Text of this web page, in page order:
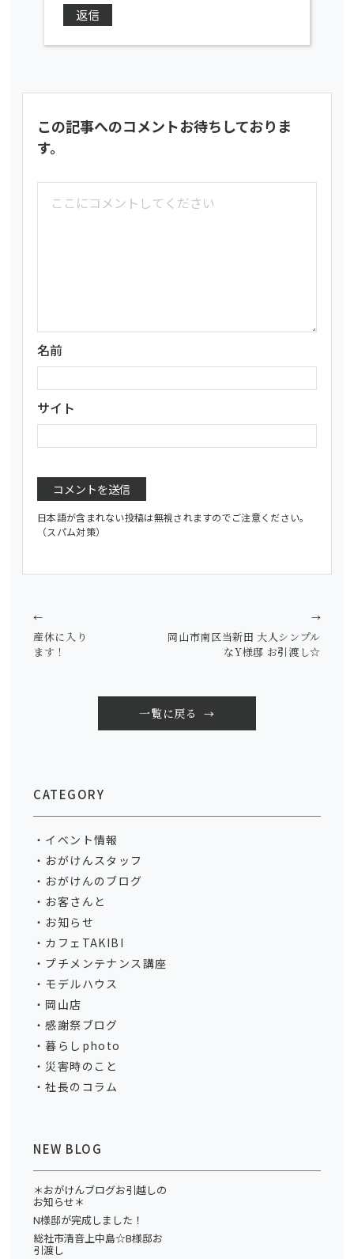
返信
この記事へのコメントお待ちしておりま
す。
名前
サイト
日本語が含まれない投稿は無視されますのでご注意ください。
（スパム対策）
産休に入り
ます！
←
一覧に戻る
岡山市南区当新田 大人シンプル
なY様邸 お引渡し☆
→
CATEGORY
イベント情報
おがけんスタッフ
おがけんのブログ
お客さんと
お知らせ
カフェTAKIBI
プチメンテナンス講座
モデルハウス
岡山店
感謝祭ブログ
暮らしphoto
災害時のこと
社長のコラム
NEW BLOG
＊おがけんブログお引越しの
お知らせ＊
N様邸が完成しました！
総社市清音上中島☆B様邸お
引渡し